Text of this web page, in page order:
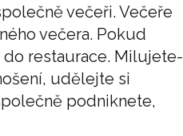
večeři. Večeře
večera. Pokud
restaurace. Milujete-
udělejte si
podniknete,